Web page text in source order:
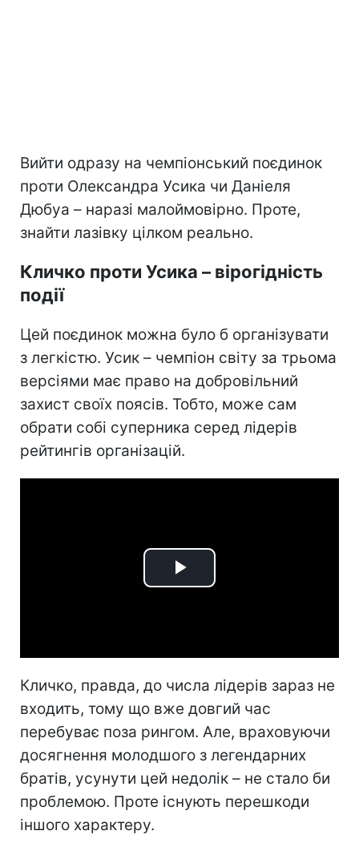
Вийти одразу на чемпіонський поєдинок
проти Олександра Усика чи Даніеля
Дюбуа – наразі малоймовірно. Проте,
знайти лазівку цілком реально.
Кличко проти Усика – вірогідність
події
Цей поєдинок можна було б організувати
з легкістю. Усик – чемпіон світу за трьома
версіями має право на добровільний
захист своїх поясів. Тобто, може сам
обрати собі суперника серед лідерів
рейтингів організацій.
Play
Кличко, правда, до числа лідерів зараз не
входить, тому що вже довгий час
перебуває поза рингом. Але, враховуючи
досягнення молодшого з легендарних
братів, усунути цей недолік – не стало би
проблемою. Проте існують перешкоди
іншого характеру.